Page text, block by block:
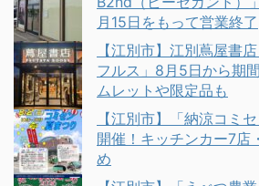
月15日をもって営業終了
【江別市】江別蔦屋書
フルス」8月5日から期
ムレットや限定品も
【江別市】「納涼コミ
開催！キッチンカー7店
め